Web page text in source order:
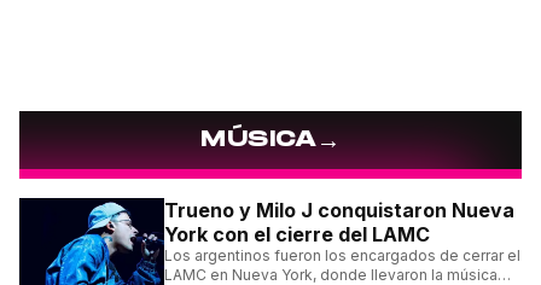
MÚSICA→
Trueno y Milo J conquistaron Nueva
York con el cierre del LAMC
Los argentinos fueron los encargados de cerrar el
LAMC en Nueva York, donde llevaron la música